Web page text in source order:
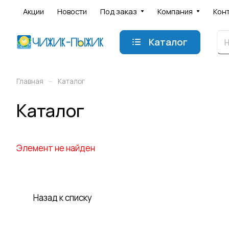
Акции Новости Под заказ Компания
Каталог
Главная – Каталог
Каталог
Элемент не найден
Назад к списку